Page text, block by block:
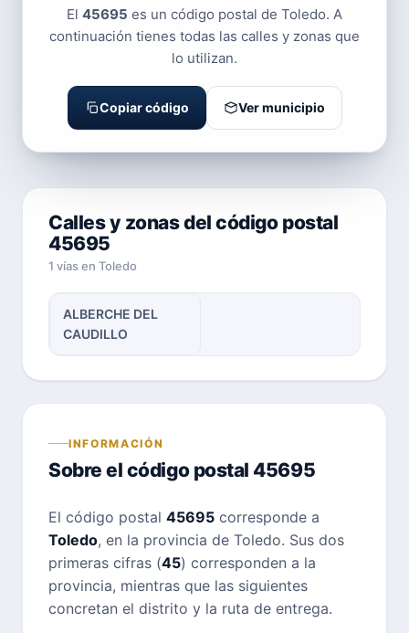
El 45695 es un código postal de Toledo. A
continuación tienes todas las calles y zonas que
lo utilizan.
Copiar código Ver municipio
Calles y zonas del código postal
45695
1 vías en Toledo
ALBERCHE DEL
CAUDILLO
INFORMACIÓN
Sobre el código postal 45695
El código postal 45695 corresponde a
Toledo, en la provincia de Toledo. Sus dos
primeras cifras (45) corresponden a la
provincia, mientras que las siguientes
concretan el distrito y la ruta de entrega.